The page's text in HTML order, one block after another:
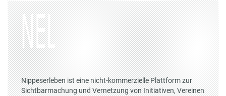
Nippeserleben ist eine nicht-kommerzielle Plattform zur
Sichtbarmachung und Vernetzung von Initiativen, Vereinen